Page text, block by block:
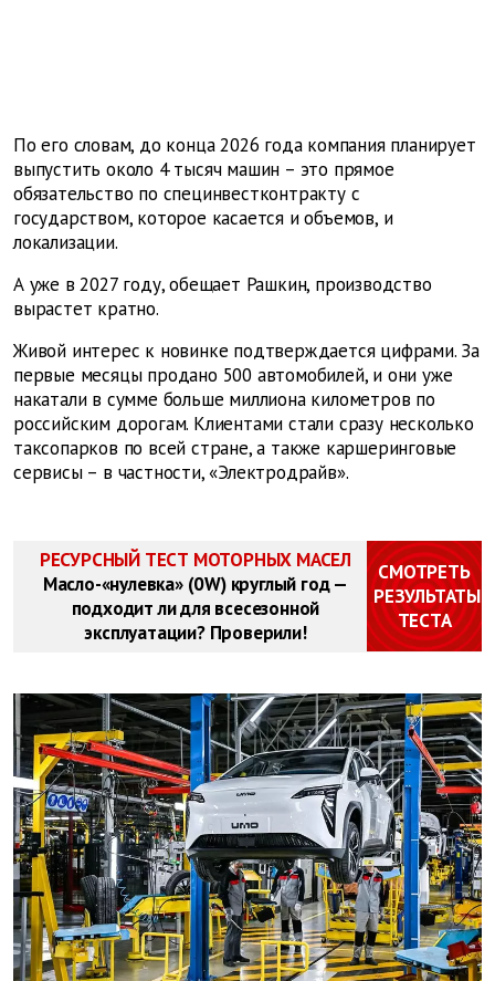
По его словам, до конца 2026 года компания планирует
выпустить около 4 тысяч машин – это прямое
обязательство по специнвестконтракту с
государством, которое касается и объемов, и
локализации.
А уже в 2027 году, обещает Рашкин, производство
вырастет кратно.
Живой интерес к новинке подтверждается цифрами. За
первые месяцы продано 500 автомобилей, и они уже
накатали в сумме больше миллиона километров по
российским дорогам. Клиентами стали сразу несколько
таксопарков по всей стране, а также каршеринговые
сервисы – в частности, «Электродрайв».
РЕСУРСНЫЙ ТЕСТ МОТОРНЫХ МАСЕЛ
Масло-«нулевка» (0W) круглый год —
подходит ли для всесезонной
эксплуатации? Проверили!
СМОТРЕТЬ
РЕЗУЛЬТАТЫ
ТЕСТА